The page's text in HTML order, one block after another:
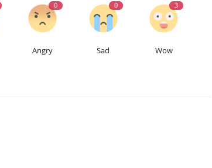
0
Angry
0
Sad
3
Wow